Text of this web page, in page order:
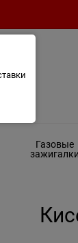
Газовые
зажигалки